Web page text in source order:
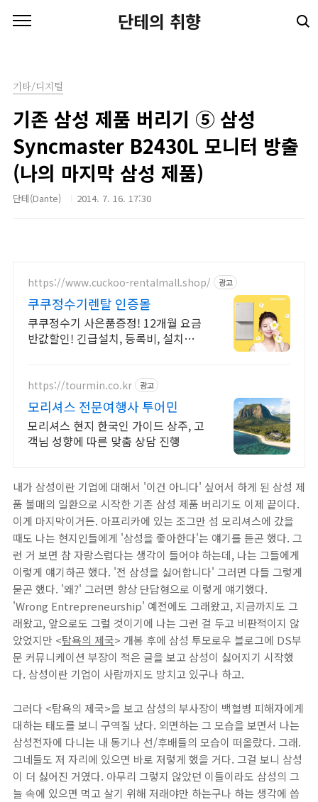
단테의 취향
기타/디지털
기존 삼성 제품 버리기 ⑤ 삼성
Syncmaster B2430L 모니터 방출
(나의 마지막 삼성 제품)
단테(Dante) 2014. 7. 16. 17:30
https://www.cuckoo-rentalmall.shop/ 광고
쿠쿠정수기렌탈 인증몰
쿠쿠정수기 사은품증정! 12개월 요금
반값할인! 긴급설치, 등록비, 설치비
https://tourmin.co.kr 광고
모리셔스 전문여행사 투어민
모리셔스 현지 한국인 가이드 상주, 고
객님 성향에 따른 맞춤 상담 진행
내가 삼성이란 기업에 대해서 '이건 아니다' 싶어서 하게 된 삼성 제
품 불매의 일환으로 시작한 기존 삼성 제품 버리기도 이제 끝이다.
이게 마지막이거든. 아프리카에 있는 조그만 섬 모리셔스에 갔을
때도 나는 현지인들에게 '삼성을 좋아한다'는 얘기를 듣곤 했다. 그
런 거 보면 참 자랑스럽다는 생각이 들어야 하는데, 나는 그들에게
이렇게 얘기하곤 했다. '전 삼성을 싫어합니다' 그러면 다들 그렇게
묻곤 했다. '왜?' 그러면 항상 단답형으로 이렇게 얘기했다.
'Wrong Entrepreneurship' 예전에도 그래왔고, 지금까지도 그
래왔고, 앞으로도 그럴 것이기에 나는 그런 걸 두고 비판적이지 않
았었지만 <탐욕의 제국> 개봉 후에 삼성 투모로우 블로그에 DS부
문 커뮤니케이션 부장이 적은 글을 보고 삼성이 싫어지기 시작했
다. 삼성이란 기업이 사람까지도 망치고 있구나 하고.
그러다 <탐욕의 제국>을 보고 삼성의 부사장이 백혈병 피해자에게
대하는 태도를 보니 구역질 났다. 외면하는 그 모습을 보면서 나는
삼성전자에 다니는 내 동기나 선/후배들의 모습이 떠올랐다. 그래.
그네들도 저 자리에 있으면 바로 저렇게 했을 거다. 그걸 보니 삼성
이 더 싫어진 거였다. 아무리 그렇지 않았던 이들이라도 삼성의 그
늘 속에 있으면 먹고 살기 위해 저래야만 하는구나 하는 생각에 씁